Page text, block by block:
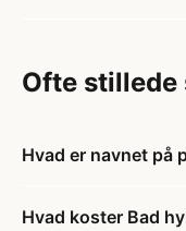
Ofte stillede
Hvad er navnet på
Hvad koster Bad